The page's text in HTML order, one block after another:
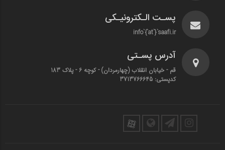
پسـت الـکترونیـکی
info`{`at`}`saafi.ir
آدرس پسـتی
قم - خیابان انقلاب (چهارمردان)‌ - کوچه 6 - پلاک 183
کدپستی: 3713766645